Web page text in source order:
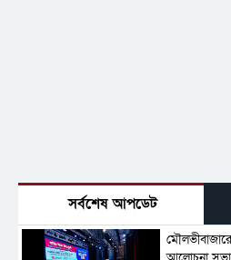
সর্বশেষ আপডেট